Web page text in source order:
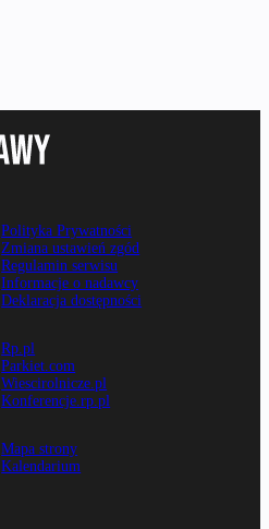
Polityka Prywatności
Zmiana ustawień zgód
Regulamin serwisu
Informacje o nadawcy
Deklaracja dostępności
Rp.pl
Parkiet.com
Wiescirolnicze.pl
Konferencje.rp.pl
Mapa strony
Kalendarium